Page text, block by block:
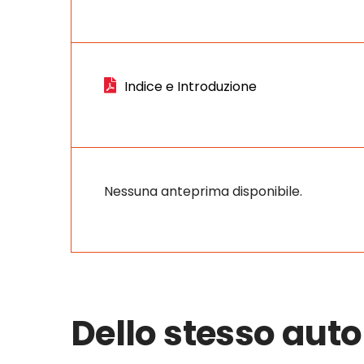
Indice e Introduzione
Nessuna anteprima disponibile.
Dello stesso